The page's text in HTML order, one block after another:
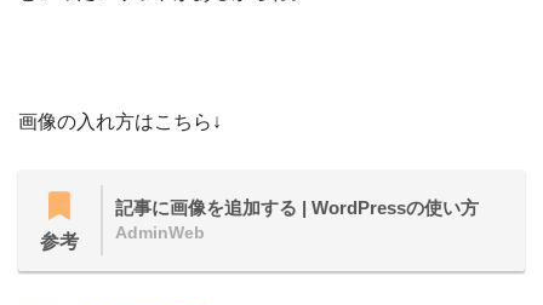
画像の入れ方はこちら↓
参考
記事に画像を追加する | WordPressの使い方
AdminWeb